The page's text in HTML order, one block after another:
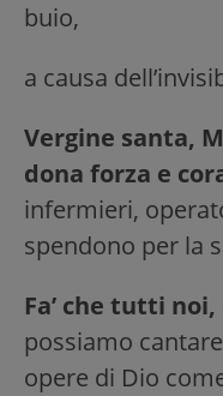
buio,
a causa
Vergine santa,
dona forza e
infermieri,
spendono per la
Fa’ che tutti
possiamo
opere di Dio